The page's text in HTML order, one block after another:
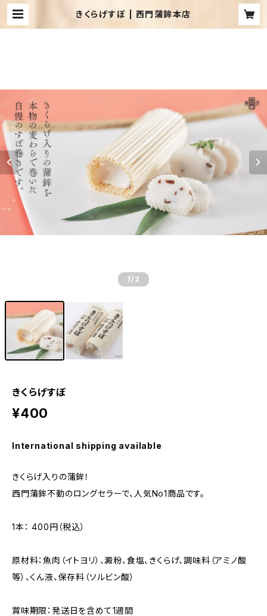
きくらげすぼ | 西門蒲鉾本店
1 /2
きくらげすぼ
¥400
International shipping available
きくらげ入りの蒲鉾！
西門蒲鉾不動のロングセラーで、人気No1商品です。
1本： 400円（税込）
原材料：魚肉（イトヨリ）、澱粉、食塩、きくらげ、調味料（アミノ酸
等）、くん液、保存料（ソルビン酸）
賞味期限：発送日を含めて1週間